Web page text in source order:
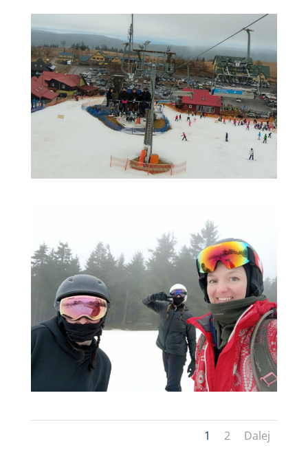
1 2 Dalej